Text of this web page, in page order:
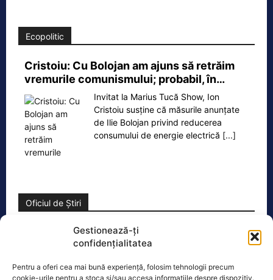
Gestionează-ți
confidențialitatea
Pentru a oferi cea mai bună experiență, folosim tehnologii precum
cookie-urile pentru a stoca și/sau accesa informațiile despre dispozitiv.
Ecopolitic
Cristoiu: Cu Bolojan am ajuns să retrăim
vremurile comunismului; probabil, în…
Invitat la Marius Tucă Show, Ion
Cristoiu susține că măsurile anunțate
de Ilie Bolojan privind reducerea
consumului de energie electrică [...]
Oficiul de Știri
Copil din Reghin, salvat după ce și-a prins mâna în
Un copil de doar 2 ani din Reghin a
trecut printr-un moment dramatic,